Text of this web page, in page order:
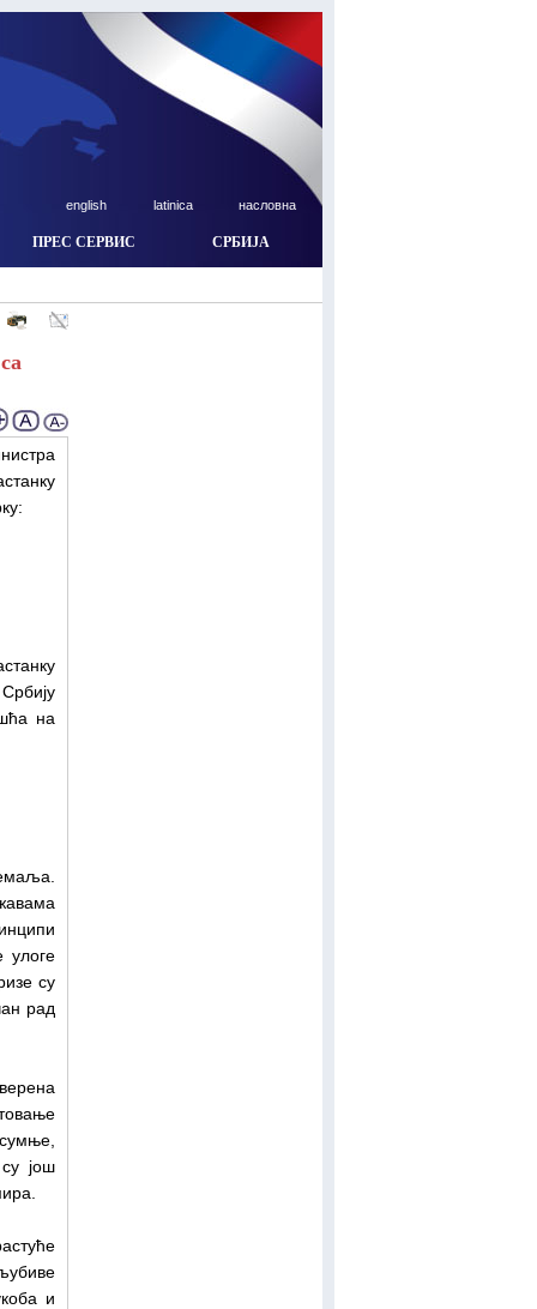
english latinica насловна
ПРЕС СЕРВИС СРБИЈА
на
улоге
су
рад
још
и